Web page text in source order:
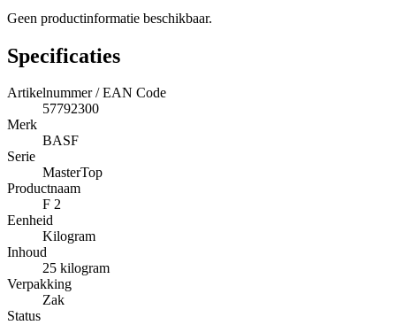
Geen productinformatie beschikbaar.
Specificaties
Artikelnummer / EAN Code
57792300
Merk
BASF
Serie
MasterTop
Productnaam
F 2
Eenheid
Kilogram
Inhoud
25 kilogram
Verpakking
Zak
Status